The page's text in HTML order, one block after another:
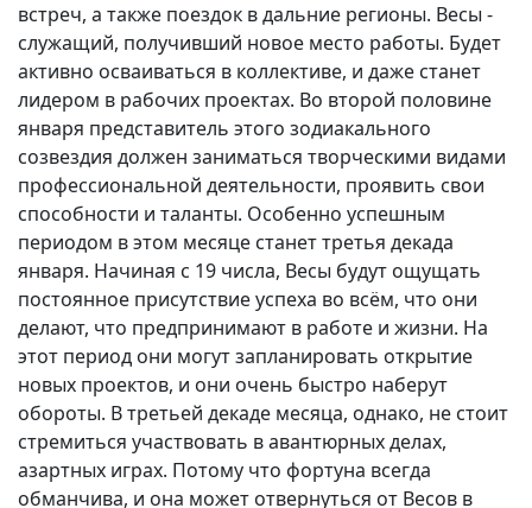
встреч, а также поездок в дальние регионы. Весы -
служащий, получивший новое место работы. Будет
активно осваиваться в коллективе, и даже станет
лидером в рабочих проектах. Во второй половине
января представитель этого зодиакального
созвездия должен заниматься творческими видами
профессиональной деятельности, проявить свои
способности и таланты. Особенно успешным
периодом в этом месяце станет третья декада
января. Начиная с 19 числа, Весы будут ощущать
постоянное присутствие успеха во всём, что они
делают, что предпринимают в работе и жизни. На
этот период они могут запланировать открытие
новых проектов, и они очень быстро наберут
обороты. В третьей декаде месяца, однако, не стоит
стремиться участвовать в авантюрных делах,
азартных играх. Потому что фортуна всегда
обманчива, и она может отвернуться от Весов в